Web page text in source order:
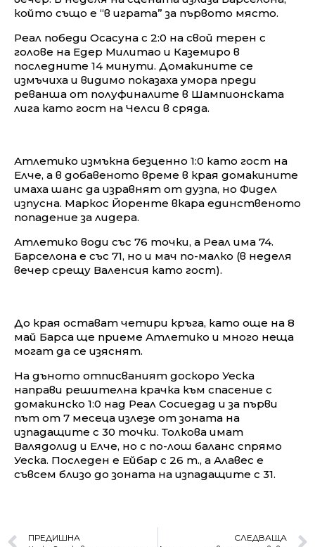
който също е “в играта” за първото място.
Реал победи Осасуна с 2:0 на свой терен с
голове на Едер Милитао и Каземиро в
последните 14 минути. Домакините се
измъчиха и видимо показаха умора преди
реванша от полуфиналите в Шампионската
лига като гост на Челси в сряда.
Атлетико измъкна безценно 1:0 като гост на
Елче, а в добавеното време в края домакините
имаха шанс да изравнят от дузпа, но Фидел
изпусна. Маркос Йоренте вкара единственото
попадение за лидера.
Атлетико води със 76 точки, а Реал има 74.
Барселона е със 71, но и мач по-малко (в неделя
вечер срещу Валенсия като гост).
До края остават четири кръга, като още на 8
май Барса ще приеме Атлетико и много неща
могат да се изяснят.
На дъното отписваният доскоро Уеска
направи решителна крачка към спасение с
домакинско 1:0 над Реал Сосиедад и за първи
път от 7 месеца излезе от зоната на
изпадащите с 30 точки. Толкова имат
Валядолид и Елче, но с по-лош баланс спрямо
Уеска. Последен е Ейбар с 26 т., а Алавес е
съвсем близо до зоната на изпадащите с 31.
ПРЕДИШНА СЛЕДВАЩА